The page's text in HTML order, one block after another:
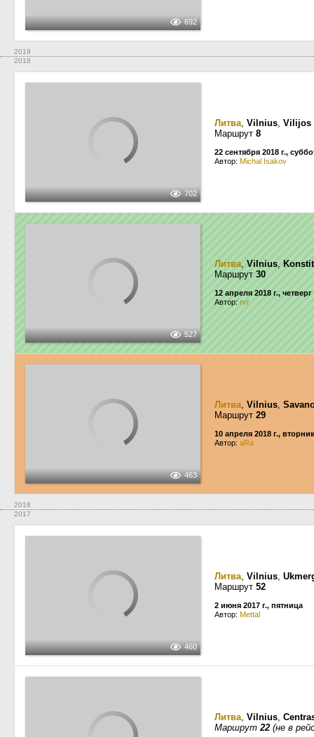
692
2019
2018
702
Литва, Vilnius, Vilijos
Маршрут 8
22 сентября 2018 г.,
Автор: Michal Isakov
527
Литва, Vilnius,
Маршрут 30
12 апреля 2018 г., четверг
Автор: rvr
463
Литва, Vilnius,
Маршрут 29
10 апреля 2018 г., вторник
Автор: aRa
2018
2017
460
Литва, Vilnius,
Маршрут 52
2 июня 2017 г., пятница
Автор: Mettal
Литва, Vilnius,
Маршрут22 (не в